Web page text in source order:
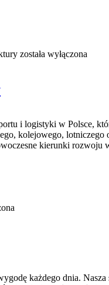
została wyłączona
i logistyki w Polsce,
kolejowego,
kierunki
każdego dnia.